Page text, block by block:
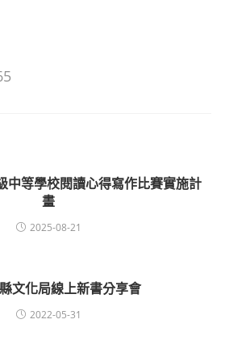
中等學校閱讀心得寫作比賽實施計
畫
2025-08-21
文化局線上新書分享會
2022-05-31